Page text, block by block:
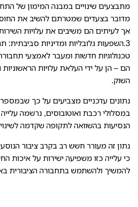
מתבצעים שינויים במבנה המימון של
מדובר בצעדים שמטרתם להשיב את
אך לעיתים הם משיבים את עלויות
3.השפעות גלובליות ומדיניות סביבתית:
טכנולוגיות חדשות ומעבר לאמצעי
הם – הן על ידי העלאת עלויות הראשוניות
השוק.
נתונים עדכניים מצביעים על כך שבמספר
הנסיעות בהשוואה לתקופה שקדמה
נתון זה מעורר חשש רב בקרב ציבור
כי עלייה כזו משפיעה ישירות על איכות
להמשיך ולהשתמש בתחבורה הציבורית